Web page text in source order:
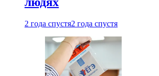
2 года спустя2 года спустя